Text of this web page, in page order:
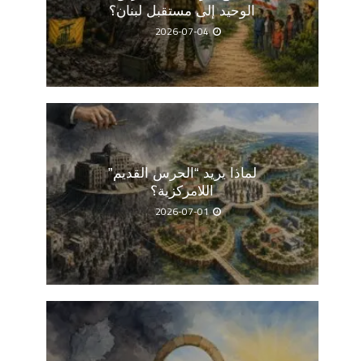
الوحيد إلى مستقبل لبنان؟
2026-07-04
لماذا يريد “الحرس القديم”
اللامركزية؟
2026-07-01